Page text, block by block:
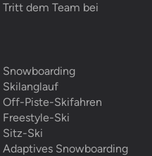
Tritt dem Team bei
Snowboarding
Skilanglauf
Off-Piste-Skifahren
Freestyle-Ski
Sitz-Ski
Adaptives Snowboarding